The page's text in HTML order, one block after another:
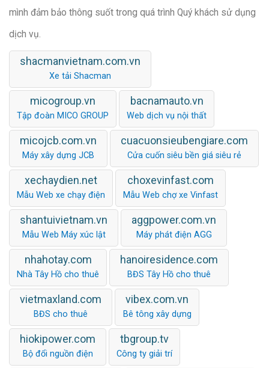
mình đảm bảo thông suốt trong quá trình Quý khách sử dụng
dịch vụ.
shacmanvietnam.com.vn
Xe tải Shacman
micogroup.vn
Tập đoàn MICO GROUP
bacnamauto.vn
Web dịch vụ nội thất
micojcb.com.vn
Máy xây dựng JCB
cuacuonsieubengiare.com
Cửa cuốn siêu bền giá siêu rẻ
xechaydien.net
Mẫu Web xe chạy điện
choxevinfast.com
Mẫu Web chợ xe Vinfast
shantuivietnam.vn
Mẫu Web Máy xúc lật
aggpower.com.vn
Máy phát điện AGG
nhahotay.com
Nhà Tây Hồ cho thuê
hanoiresidence.com
BĐS Tây Hồ cho thuê
vietmaxland.com
BĐS cho thuê
vibex.com.vn
Bê tông xây dựng
hiokipower.com
Bộ đổi nguồn điện
tbgroup.tv
Công ty giải trí